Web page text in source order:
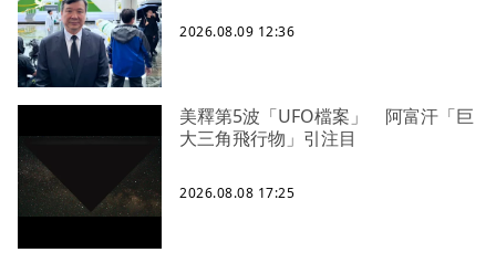
2026.08.09 12:36
美釋第5波「UFO檔案」 阿富汗「巨
大三角飛行物」引注目
2026.08.08 17:25